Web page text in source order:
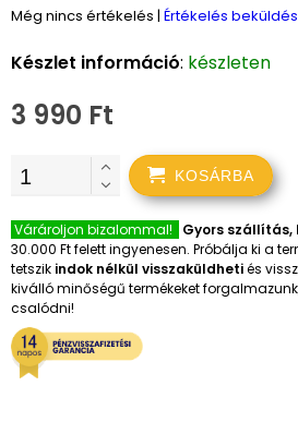
Még nincs értékelés | Értékelés
Készlet információ: készleten
3 990 Ft
KOSÁRBA
Várároljon bizalommal!
Gyors
30.000 Ft felett ingyenesen. Próbálja ki a
tetszik indok nélkül visszaküldhetiés
kiválló minőségű termékeket
csalódni!